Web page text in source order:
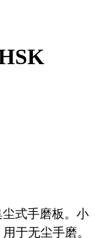
式手磨板。小
于无尘手磨。